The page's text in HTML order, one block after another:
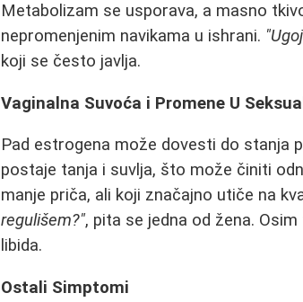
Metabolizam se usporava, a masno
nepromenjenim navikama u ishrani.
koji se često javlja.
Vaginalna Suvoća i Promene U
Pad estrogena može dovesti do stanja
postaje tanja i suvlja, što može činiti
manje priča, ali koji značajno utiče na
regulišem?", pita se jedna od žena.
libida.
Ostali Simptomi